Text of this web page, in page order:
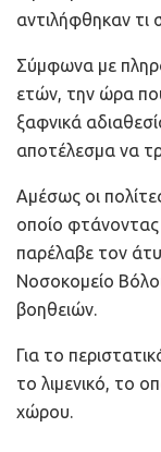
αντιλήφθηκαν τι
Σύμφωνα με
ετών, την ώρα
ξαφνικά
αποτέλεσμα να
Αμέσως οι
οποίο
παρέλαβε τον
Νοσοκομείο
βοηθειών.
Για το
το λιμενικό, το
χώρου.